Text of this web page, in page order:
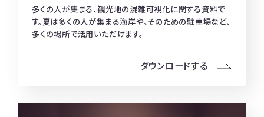
多くの人が集まる、観光地の混雑可視化に関する資料で
す。夏は多くの人が集まる海岸や、そのための駐車場など、
多くの場所で活用いただけます。
ダウンロードする